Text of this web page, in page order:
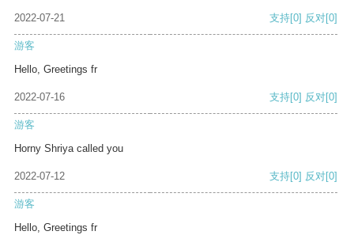
2022-07-21 支持[0] 反对[0]
游客
Hello, Greetings fr
2022-07-16 支持[0] 反对[0]
游客
Horny Shriya called you
2022-07-12 支持[0] 反对[0]
游客
Hello, Greetings fr